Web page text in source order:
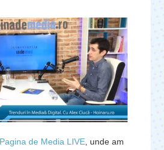
Pagina de Media LIVE, unde am